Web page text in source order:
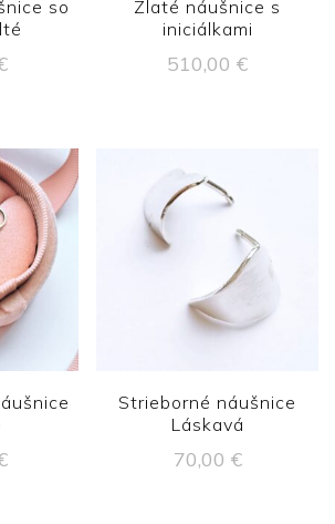
so
Zlaté náušnice s
iniciálkami
510,00€
Strieborné náušnice
Láskavá
70,00 €